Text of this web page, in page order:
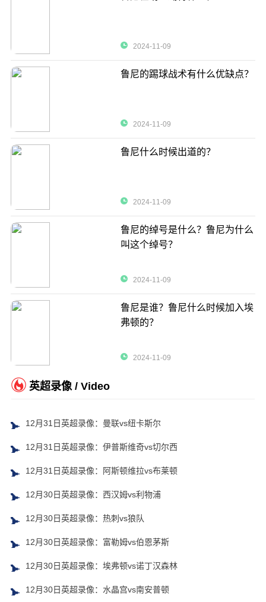
2024-11-09
鲁尼的踢球战术有什么优缺点？
2024-11-09
鲁尼什么时候出道的？
2024-11-09
鲁尼的绰号是什么？鲁尼为什么
叫这个绰号？
2024-11-09
鲁尼是谁？鲁尼什么时候加入埃
弗顿的？
2024-11-09
英超录像 / Video
12月31日英超录像：曼联vs纽卡斯尔
12月31日英超录像：伊普斯维奇vs切尔西
12月31日英超录像：阿斯顿维拉vs布莱顿
12月30日英超录像：西汉姆vs利物浦
12月30日英超录像：热刺vs狼队
12月30日英超录像：富勒姆vs伯恩茅斯
12月30日英超录像：埃弗顿vs诺丁汉森林
12月30日英超录像：水晶宫vs南安普顿